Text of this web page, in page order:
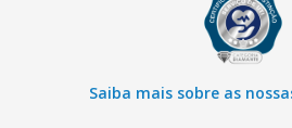
Saiba mais sobre as